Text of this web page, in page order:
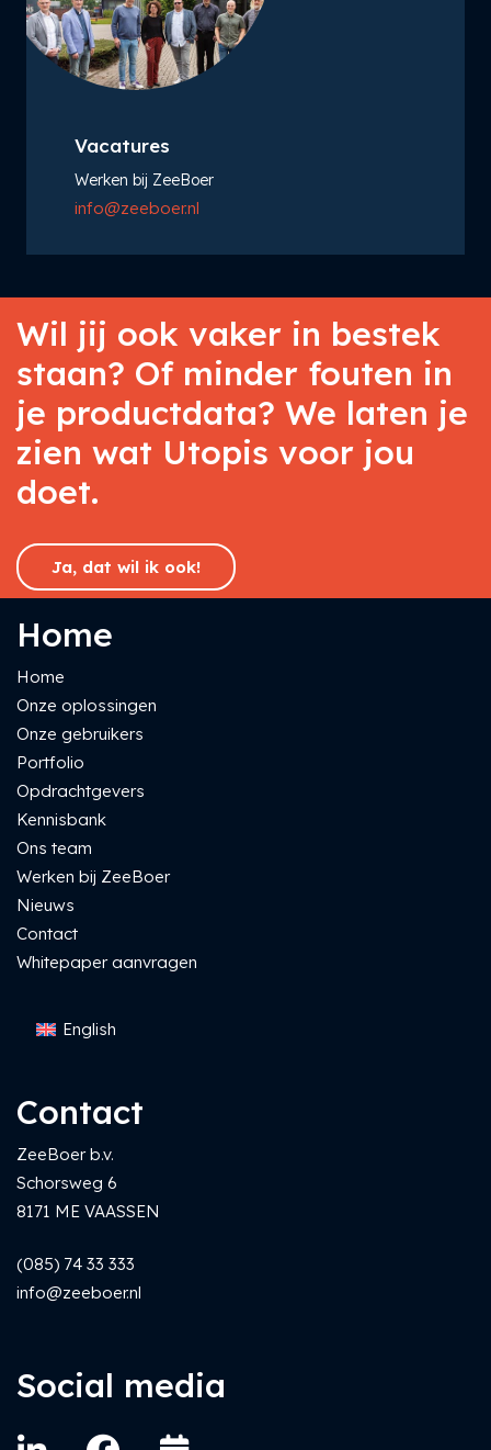
Vacatures
Werken bij ZeeBoer
info@zeeboer.nl
Wil jij ook vaker in bestek
staan? Of minder fouten in
je productdata? We laten je
zien wat Utopis voor jou
doet.
Ja, dat wil ik ook!
Home
Home
Onze oplossingen
Onze gebruikers
Portfolio
Opdrachtgevers
Kennisbank
Ons team
Werken bij ZeeBoer
Nieuws
Contact
Whitepaper aanvragen
English
Contact
ZeeBoer b.v.
Schorsweg 6
8171 ME VAASSEN
(085) 74 33 333
info@zeeboer.nl
Social media